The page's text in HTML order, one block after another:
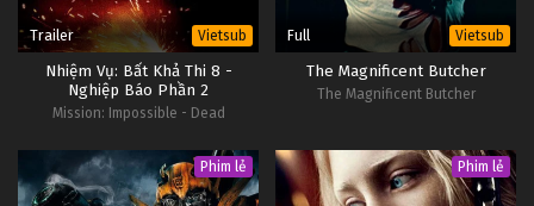
Trailer Vietsub
Nhiệm Vụ: Bất Khả Thi 8 -
Nghiệp Báo Phần 2
Mission: Impossible - Dead
Full Vietsub
The Magnificent Butcher
The Magnificent Butcher
Phim lẻ Phim lẻ